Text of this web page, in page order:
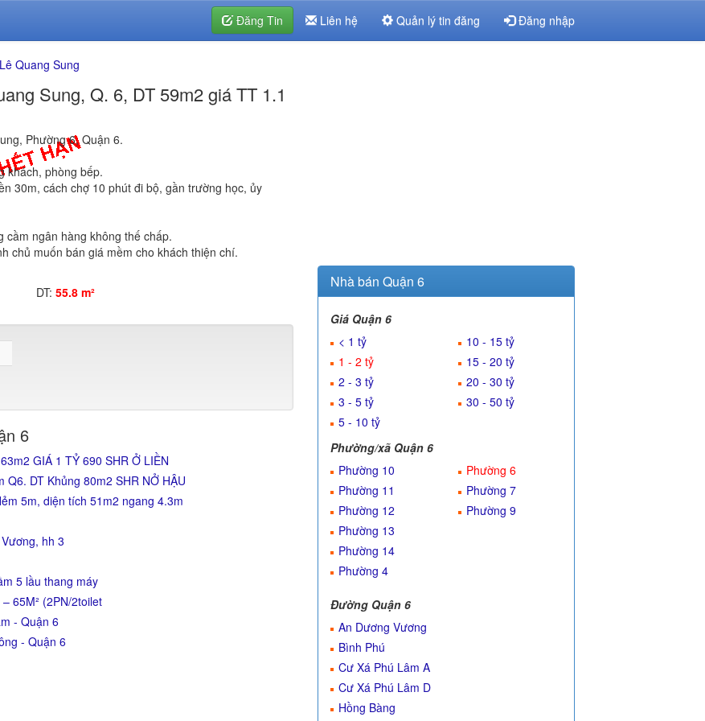
Đăng Tin Liên hệ Quản lý tin đăng Đăng nhập
Quang Sung
Sung, Q. 6, DT 59m2 giá TT 1.1
Phường 6, Quận 6.
khách, phòng bếp.
30m, cách chợ 10 phút đi bộ, gần trường học, ủy
cầm ngân hàng không thế chấp.
chủ muốn bán giá mềm cho khách thiện chí.
DT: 55.8 m²
6
GIÁ 1 TỶ 690 SHR Ở LIỀN
DT Khủng 80m2 SHR NỞ HẬU
5m, diện tích 51m2 ngang 4.3m
hh 3
5 lầu thang máy
65M² (2PN/2toilet
- Quận 6
- Quận 6
Nhà bán Quận 6
Giá Quận 6
< 1 tỷ
1 - 2 tỷ
2 - 3 tỷ
3 - 5 tỷ
5 - 10 tỷ
10 - 15 tỷ
15 - 20 tỷ
20 - 30 tỷ
30 - 50 tỷ
Phường/xã Quận 6
Phường 10
Phường 11
Phường 12
Phường 13
Phường 14
Phường 4
Phường 6
Phường 7
Phường 9
Đường Quận 6
An Dương Vương
Bình Phú
Cư Xá Phú Lâm A
Cư Xá Phú Lâm D
Hồng Bàng